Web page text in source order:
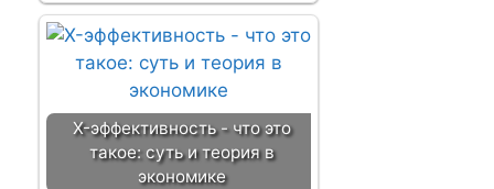
X-эффективность - что это
такое: суть и теория в
экономике